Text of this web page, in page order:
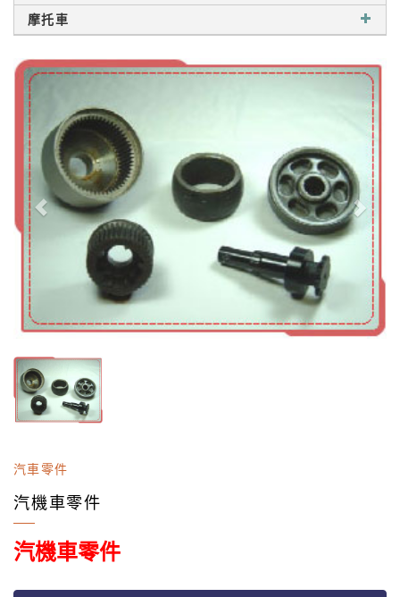
摩托車
汽車零件
汽機車零件
汽機車零件